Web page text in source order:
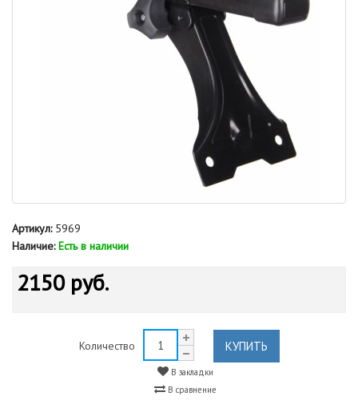
Артикул:5969
Наличие: Есть в наличии
2150 руб.
Количество КУПИТЬ
В закладки
В сравнение